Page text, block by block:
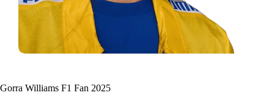
Gorra Williams F1 Fan 2025